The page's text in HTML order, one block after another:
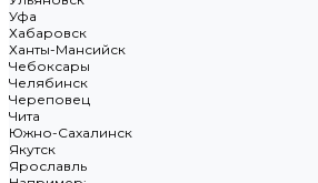
Уфа
Хабаровск
Ханты-Мансийск
Чебоксары
Челябинск
Череповец
Чита
Южно-Сахалинск
Якутск
Ярославль